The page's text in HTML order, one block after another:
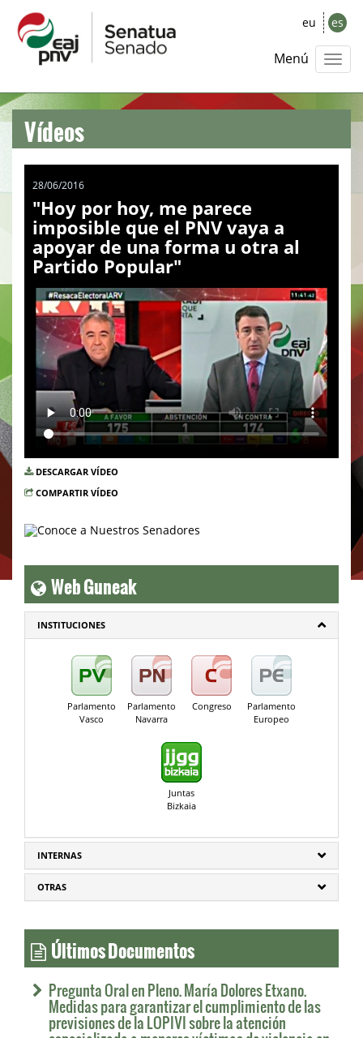
eu es
Menú
Vídeos
28/06/2016
"Hoy por hoy, me parece
imposible que el PNV vaya a
apoyar de una forma u otra al
Partido Popular"
DESCARGAR VÍDEO
COMPARTIR VÍDEO
Web Guneak
INSTITUCIONES
Parlamento
Vasco
Parlamento
Navarra
Congreso
Parlamento
Europeo
Juntas
Bizkaia
INTERNAS
OTRAS
Últimos Documentos
Pregunta Oral en Pleno. María Dolores Etxano.
Medidas para garantizar el cumplimiento de las
previsiones de la LOPIVI sobre la atención